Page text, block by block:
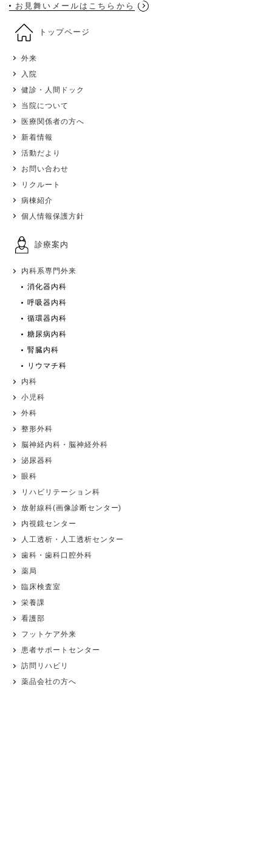
お見舞いメールはこちらから
トップページ
外来
入院
健診・人間ドック
当院について
医療関係者の方へ
新着情報
活動だより
お問い合わせ
リクルート
病棟紹介
個人情報保護方針
診療案内
内科系専門外来
消化器内科
呼吸器内科
循環器内科
糖尿病内科
腎臓内科
リウマチ科
内科
小児科
外科
整形外科
脳神経内科・脳神経外科
泌尿器科
眼科
リハビリテーション科
放射線科(画像診断センター)
内視鏡センター
人工透析・人工透析センター
歯科・歯科口腔外科
薬局
臨床検査室
栄養課
看護部
フットケア外来
患者サポートセンター
訪問リハビリ
薬品会社の方へ